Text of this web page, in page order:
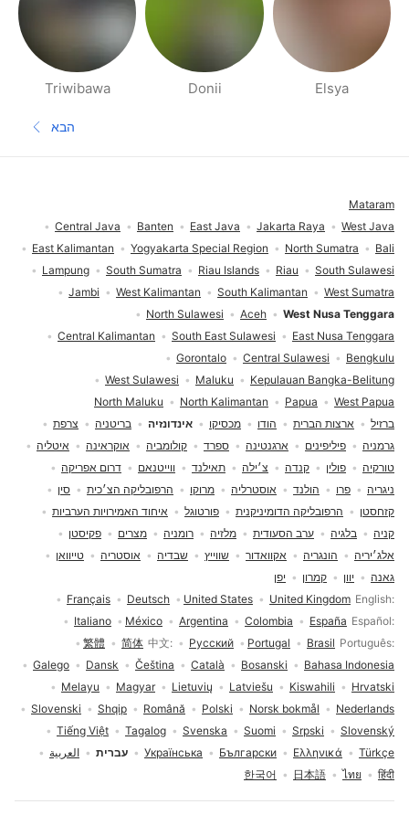
Elsya
Donii
Triwibawa
העמוד
הבא
בחירת שפה
English
United Kingdom
United States
Deutsch
Français
Español
España
Colombia
Argentina
México
Italiano
Português
Brasil
Portugal
Русский
中文
简体
繁體
Bahasa Indonesia
Bosanski
Català
Čeština
Dansk
Galego
Hrvatski
Kiswahili
Latviešu
Lietuvių
Magyar
Melayu
Nederlands
Norsk bokmål
Polski
Română
Shqip
Slovenski
Slovenský
Srpski
Suomi
Svenska
Tagalog
Tiếng Việt
Türkçe
Ελληνικά
Български
Українська עברית
العربية
हिंदी
ไทย
日本語
한국어
ברזיל ארצות הברית הודו מכסיקו אינדונזיה בריטניה
צרפת
גרמניה
פיליפינים ארגנטינה ספרד קולומביה אוקראינה
איטליה
טורקיה
פולין קנדה צ׳ילה תאילנד ווייטנאם
דרום אפריקה
ניגריה
פרו הולנד אוסטרליה מרוקו הרפובליקה הצ׳כית
סין
קזחסטן
הרפובליקה הדומיניקנית פורטוגל
איחוד האמירויות הערביות
קניה
בלגיה ערב הסעודית מלזיה רומניה מצרים
פקיסטן
אלג׳יריה
הונגריה אקוואדור שווייץ שבדיה אוסטריה
טייוואן
גאנה
יוון קמרון יפן
West Java
Jakarta Raya
East Java
Banten
Central Java
Bali
North Sumatra
Yogyakarta Special Region
East Kalimantan
South Sulawesi
Riau
Riau Islands
South Sumatra
Lampung
West Sumatra
South Kalimantan
West Kalimantan
Jambi
West Nusa Tenggara
Aceh
North Sulawesi
East Nusa Tenggara
South East Sulawesi
Central Kalimantan
Bengkulu
Central Sulawesi
Gorontalo
Kepulauan Bangka-Belitung
Maluku
West Sulawesi
West Papua
Papua
North Kalimantan
North Maluku
Mataram